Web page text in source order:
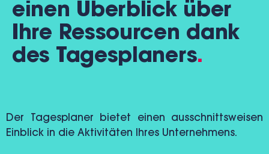
einen Überblick über
Ihre Ressourcen dank
des Tagesplaners.
Der Tagesplaner bietet einen ausschnittsweisen
Einblick in die Aktivitäten Ihres Unternehmens.